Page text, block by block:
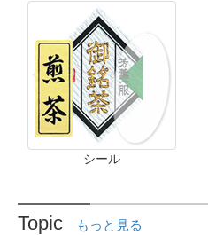
シール
Topic もっと見る